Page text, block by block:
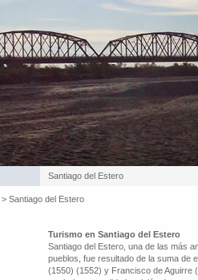
Santiago del Estero
> Santiago del Estero
Turismo en Santiago del Estero
Santiago del Estero, una de las más
pueblos, fue resultado de la suma de
(1550) (1552) y Francisco de Aguirre